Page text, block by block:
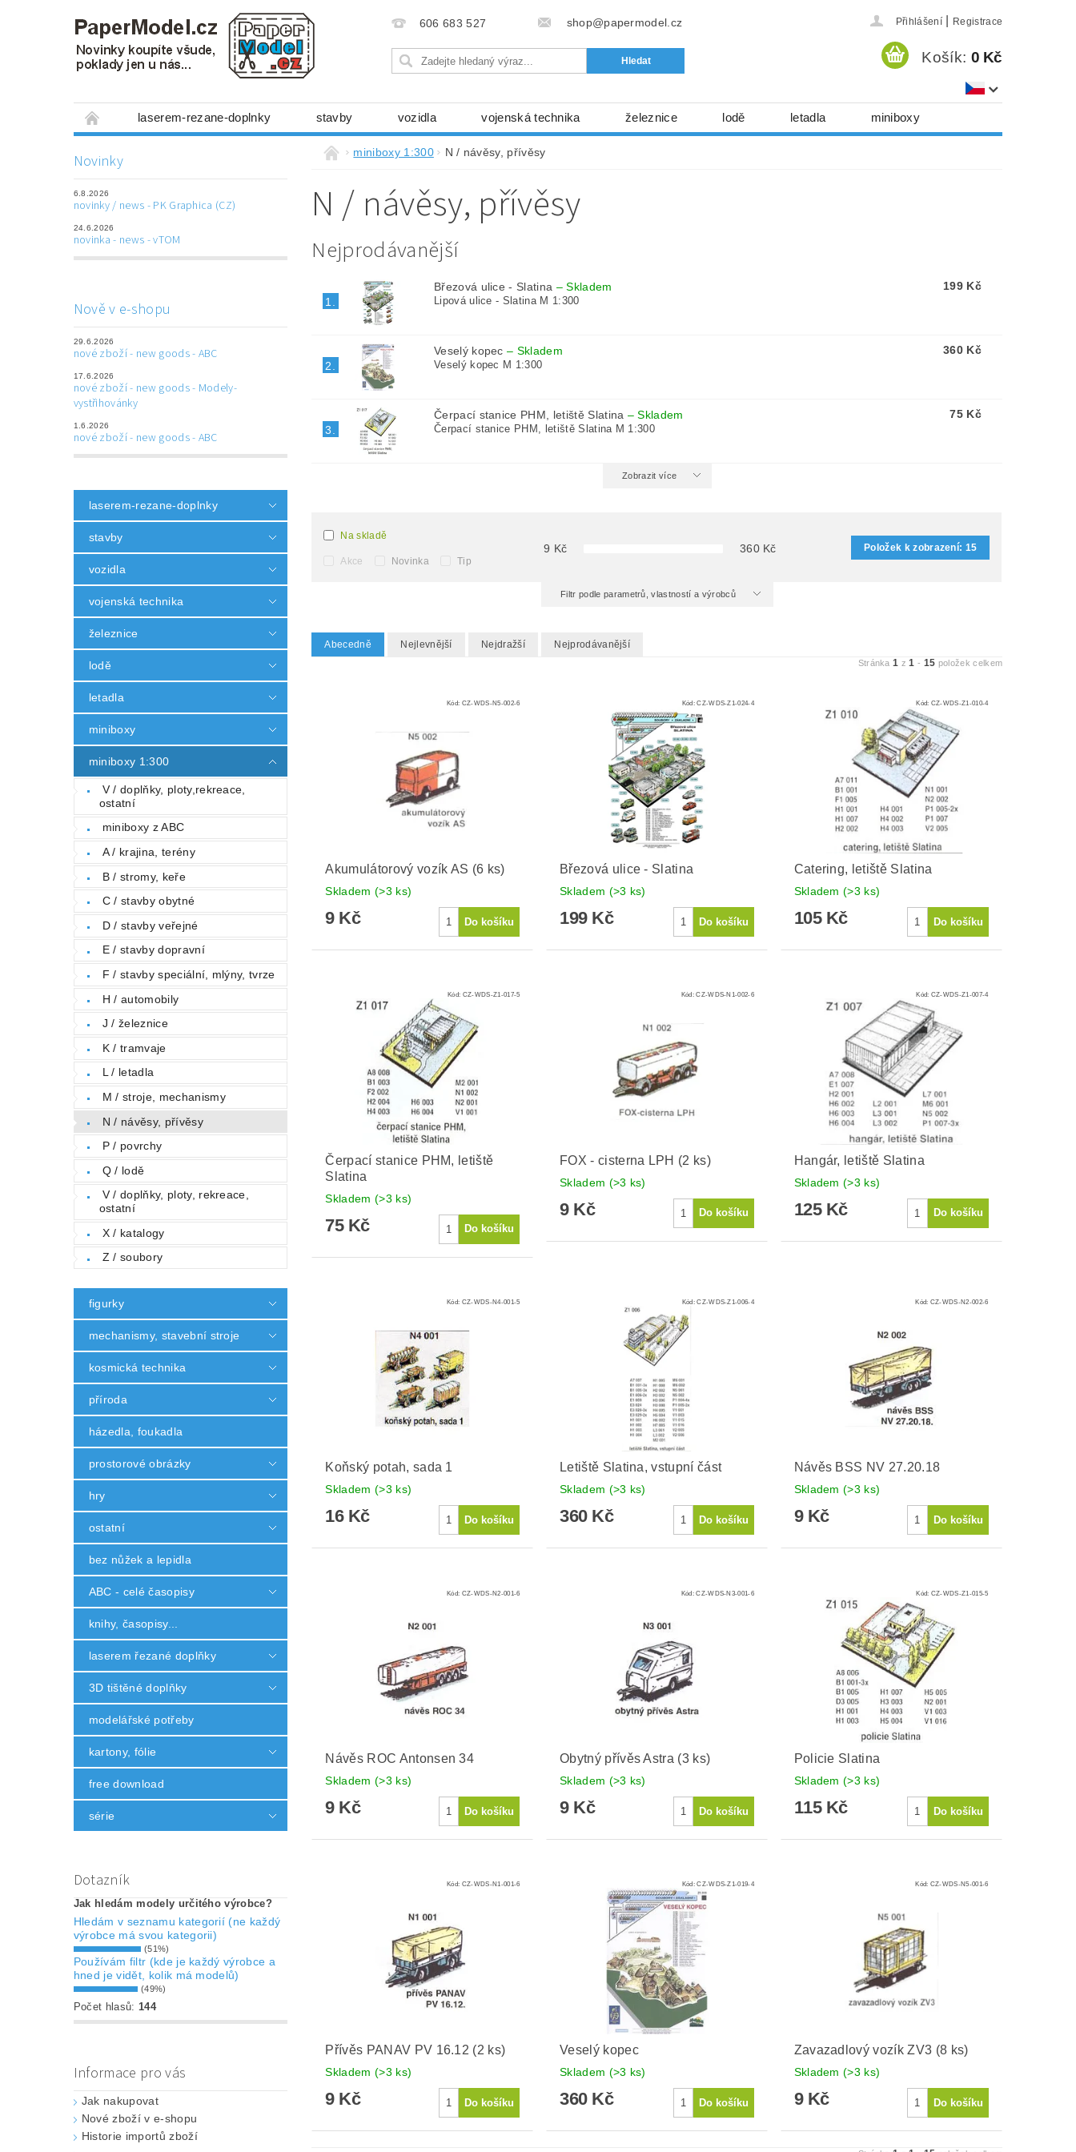
606 683 527 shop@papermodel.cz Přihlášení Registrace
Košík: 0 Kč
laserem-rezane-doplnky stavby vozidla vojenská technika železnice lodě letadla miniboxy
mechanismy, stavební stroje kosmická technika
laserem řezané doplňky 3D tištěné doplňky modelářské potřeby kartony, fólie
Napište nám
Novinky
6.8.2026
novinky / news - PK Graphica (CZ)
24.6.2026
novinka - news - vTOM
Nově v e-shopu
29.6.2026
nové zboží - new goods - ABC
17.6.2026
nové zboží - new goods - Modely-
vystřihovánky
1.6.2026
nové zboží - new goods - ABC
laserem-rezane-doplnky
stavby
vozidla
vojenská technika
železnice
lodě
letadla
miniboxy
miniboxy 1:300
V / doplňky, ploty,rekreace,
ostatní
miniboxy z ABC
A / krajina, terény
B / stromy, keře
C / stavby obytné
D / stavby veřejné
E / stavby dopravní
F / stavby speciální, mlýny, tvrze
H / automobily
J / železnice
K / tramvaje
L / letadla
M / stroje, mechanismy
N / návěsy, přívěsy
P / povrchy
Q / lodě
V / doplňky, ploty, rekreace,
ostatní
X / katalogy
Z / soubory
figurky
mechanismy, stavební stroje
kosmická technika
příroda
házedla, foukadla
prostorové obrázky
hry
ostatní
bez nůžek a lepidla
ABC - celé časopisy
knihy, časopisy...
laserem řezané doplňky
3D tištěné doplňky
modelářské potřeby
kartony, fólie
free download
série
Dotazník
Jak hledám modely určitého výrobce?
Hledám v seznamu kategorií (ne každý
výrobce má svou kategorii)
(51%)
Používám filtr (kde je každý výrobce a
hned je vidět, kolik má modelů)
(49%)
Počet hlasů: 144
Informace pro vás
Jak nakupovat
Nové zboží v e-shopu
Historie importů zboží
miniboxy 1:300 N / návěsy, přívěsy
N / návěsy, přívěsy
Nejprodávanější
1.
Březová ulice - Slatina –Skladem
Lipová ulice - Slatina M 1:300
199 Kč
2.
Veselý kopec– Skladem
Veselý kopec M 1:300
360 Kč
3.
Čerpací stanice PHM, letiště Slatina –Skladem
Čerpací stanice PHM, letiště Slatina M 1:300
75 Kč
Zobrazit více
Na skladě
Akce Novinka Tip
9 Kč 360Kč Položek k zobrazení: 15
Filtr podle parametrů, vlastností a výrobců
Abecedně Nejlevnější Nejdražší Nejprodávanější
Stránka1 z1 - 15 položek celkem
Kód: CZ-WDS-N5-002-6
Akumulátorový vozík AS (6 ks)
Skladem (>3 ks)
9 Kč
Kód:CZ-WDS-Z1-024-4
Březová ulice - Slatina
Skladem (>3 ks)
199 Kč
Kód: CZ-WDS-Z1-010-4
Catering, letiště Slatina
Skladem(>3 ks)
105 Kč
Kód: CZ-WDS-Z1-017-5
Čerpací stanice PHM, letiště
Slatina
Skladem (>3 ks)
75 Kč
Kód:CZ-WDS-N1-002-6
FOX - cisterna LPH (2 ks)
Skladem (>3 ks)
9 Kč
Kód: CZ-WDS-Z1-007-4
Hangár, letiště Slatina
Skladem(>3 ks)
125 Kč
Kód: CZ-WDS-N4-001-5
Koňský potah, sada 1
Skladem (>3 ks)
16 Kč
Kód:CZ-WDS-Z1-006-4
Letiště Slatina, vstupní část
Skladem (>3 ks)
360 Kč
Kód: CZ-WDS-N2-002-6
Návěs BSS NV 27.20.18
Skladem(>3 ks)
9 Kč
Kód: CZ-WDS-N2-001-6
Návěs ROC Antonsen 34
Skladem (>3 ks)
9 Kč
Kód:CZ-WDS-N3-001-6
Obytný přívěs Astra (3 ks)
Skladem (>3 ks)
9 Kč
Kód: CZ-WDS-Z1-015-5
Policie Slatina
Skladem(>3 ks)
115 Kč
Kód: CZ-WDS-N1-001-6
Přívěs PANAV PV 16.12 (2 ks)
Skladem (>3 ks)
9 Kč
Kód:CZ-WDS-Z1-019-4
Veselý kopec
Skladem (>3 ks)
360 Kč
Kód: CZ-WDS-N5-001-6
Zavazadlový vozík ZV3 (8 ks)
Skladem(>3 ks)
9 Kč